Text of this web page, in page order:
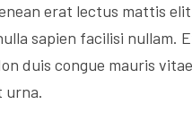
erat lectus mattis
sapien facilisi nullam.
duis congue mauris
urna.